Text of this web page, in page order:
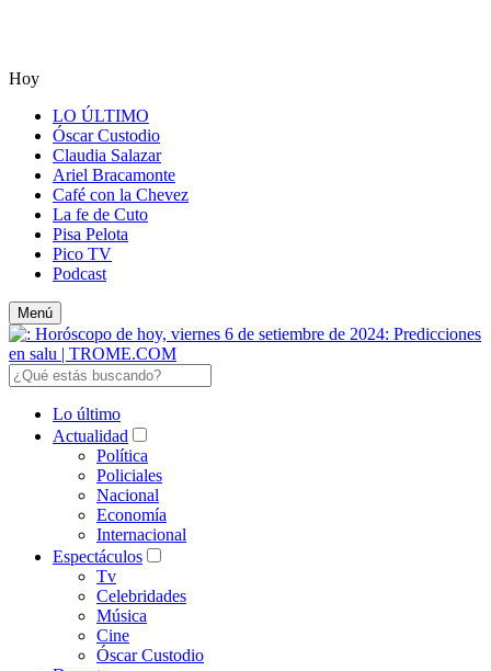
Hoy
LO ÚLTIMO
Óscar Custodio
Claudia Salazar
Ariel Bracamonte
Café con la Chevez
La fe de Cuto
Pisa Pelota
Pico TV
Podcast
Menú
Lo último
Actualidad
Política
Policiales
Nacional
Economía
Internacional
Espectáculos
Tv
Celebridades
Música
Cine
Óscar Custodio